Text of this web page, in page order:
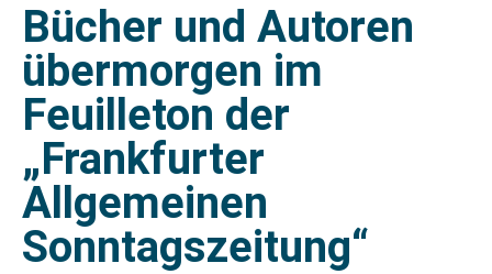
Bücher und Autoren
übermorgen im
Feuilleton der
„Frankfurter
Allgemeinen
Sonntagszeitung“